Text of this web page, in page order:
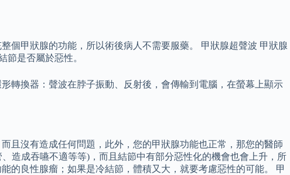
個甲狀腺的功能，所以術後病人不需要服藥。 甲狀腺超聲波 甲狀腺
節是否屬於惡性。
轉換器：聲波在脖子振動、反射後，會傳輸到電腦，在螢幕上顯示
且沒有造成任何問題，此外，您的甲狀腺功能也正常，那您的醫師
造成吞嚥不適等等)，而且結節中有部分惡性化的機會也會上升，所
的良性腺瘤；如果是冷結節，體積又大，就要考慮惡性的可能。 甲